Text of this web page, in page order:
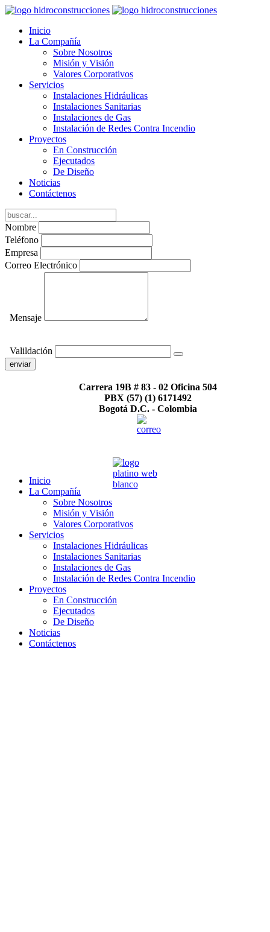
Inicio
La Compañía
Sobre Nosotros
Misión y Visión
Valores Corporativos
Servicios
Instalaciones Hidráulicas
Instalaciones Sanitarias
Instalaciones de Gas
Instalación de Redes Contra Incendio
Proyectos
En Construcción
Ejecutados
De Diseño
Noticias
Contáctenos
Nombre
Teléfono
Empresa
Correo Electrónico
Mensaje
Valildación
enviar
Carrera 19B # 83 - 02 Oficina 504
PBX (57) (1) 6171492
Bogotá D.C. - Colombia
Inicio
La Compañía
Sobre Nosotros
Misión y Visión
Valores Corporativos
Servicios
Instalaciones Hidráulicas
Instalaciones Sanitarias
Instalaciones de Gas
Instalación de Redes Contra Incendio
Proyectos
En Construcción
Ejecutados
De Diseño
Noticias
Contáctenos